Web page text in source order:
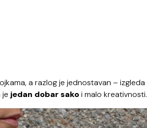
a razlog je jednostavan – izgleda
jedan dobar sakoi malo kreativnosti.